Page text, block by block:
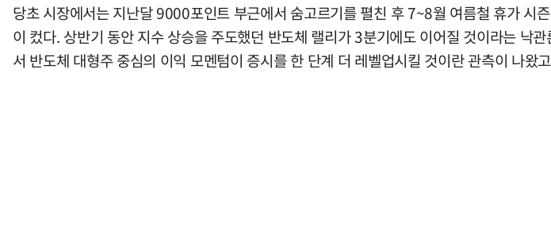
당초 시장에서는 지난달 9000포인트 부근에서 숨고르기를 펼친 후 7~8월 여름철 휴가
이 컸다. 상반기 동안 지수 상승을 주도했던 반도체 랠리가 3분기에도 이어질 것이라는 낙
서 반도체 대형주 중심의 이익 모멘텀이 증시를 한 단계 더 레벨업시킬 것이란 관측이 나왔